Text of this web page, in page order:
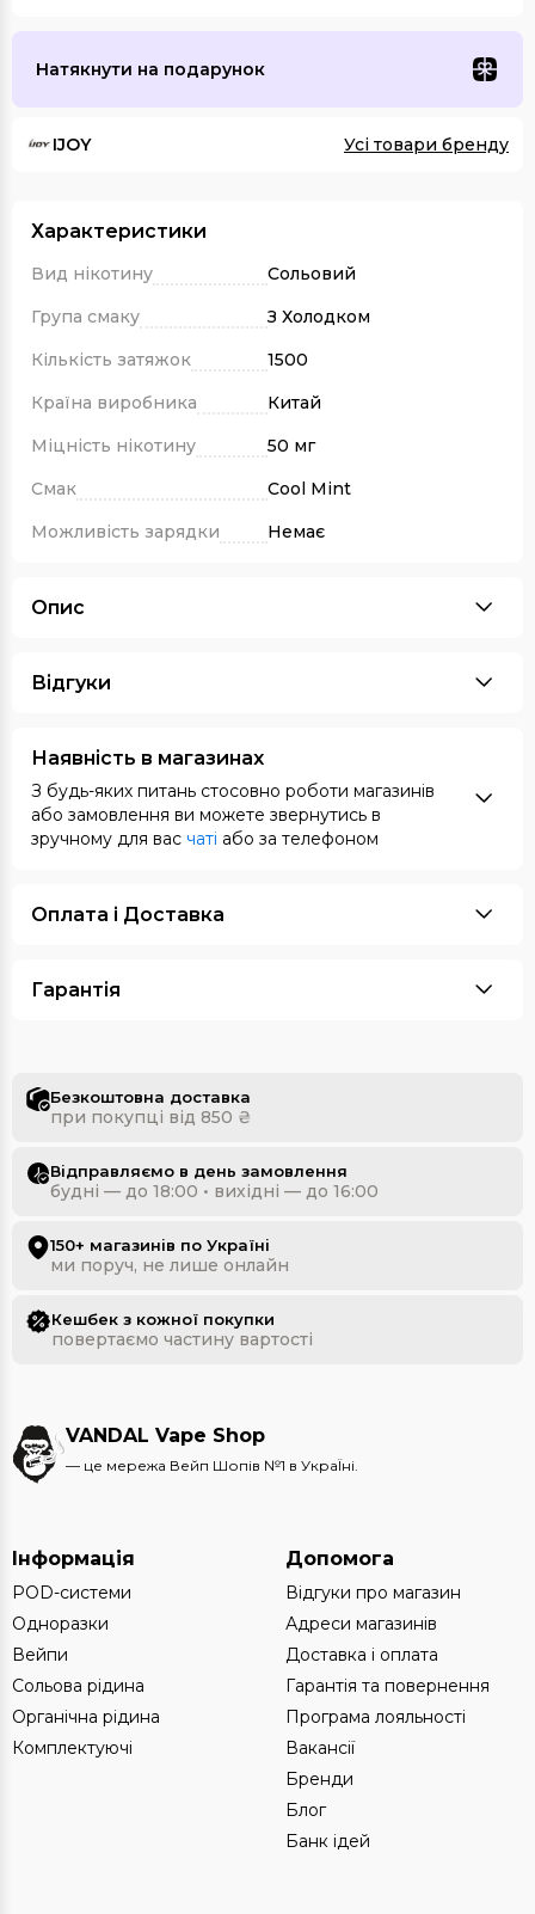
Натякнути на подарунок
IJOY Усі товари бренду
Характеристики
Вид нікотину
Сольовий
Група смаку
З Холодком
Кількість затяжок
1500
Країна виробника
Китай
Міцність нікотину
50 мг
Смак
Cool Mint
Можливість зарядки
Немає
Опис
Відгуки
Наявність в магазинах
З будь-яких питань стосовно роботи магазинів
або замовлення ви можете звернутись в
зручному для вас чаті або за телефоном
Оплата i Доставка
Гарантія
Безкоштовна доставка
при покупці від 850 ₴
Відправляємо в день замовлення
будні — до 18:00 • вихідні — до 16:00
150+ магазинів по Україні
ми поруч, не лише онлайн
Кешбек з кожної покупки
повертаємо частину вартості
VANDAL Vape Shop
— це мережа Вейп Шопів №1 в УкраЇні.
Інформація
POD-системи
Одноразки
Вейпи
Сольова рідина
Органічна рідина
Комплектуючі
Допомога
Відгуки про магазин
Адреси магазинів
Доставка і оплата
Гарантія та повернення
Програма лояльності
Вакансії
Бренди
Блог
Банк ідей